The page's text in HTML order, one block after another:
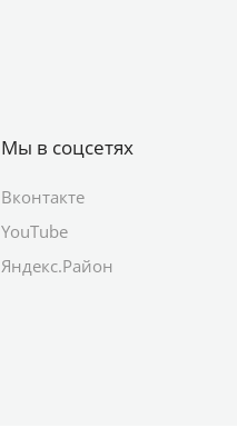
Мы в соцсетях
Вконтакте
YouTube
Яндекс.Район